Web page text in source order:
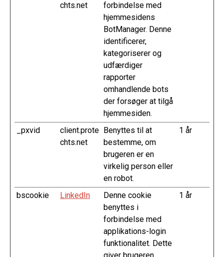
chts.net
forbindelse med
hjemmesidens
BotManager. Denne
identificerer,
kategoriserer og
udfærdiger
rapporter
omhandlende bots
der forsøger at tilgå
hjemmesiden.
_pxvid
client.prote
chts.net
Benyttes til at
bestemme, om
brugeren er en
virkelig person eller
en robot.
1 år
bscookie LinkedIn
Denne cookie
benyttes i
forbindelse med
applikations-login
funktionalitet. Dette
1 år